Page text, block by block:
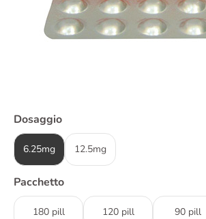
Dosaggio
6.25mg 12.5mg
Pacchetto
180 pill 120 pill 90 pill